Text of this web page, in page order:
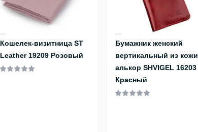
Кошелек-визитница ST
Leather 19209 Розовый
Бумажник женский
вертикальный из кожи
алькор SHVIGEL 16203
Красный